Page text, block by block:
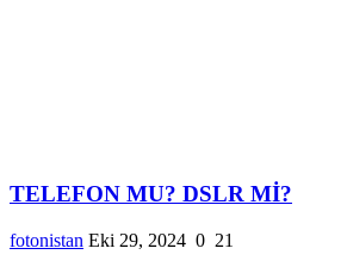
TELEFON MU? DSLR Mİ?
fotonistan Eki 29, 2024 0 21